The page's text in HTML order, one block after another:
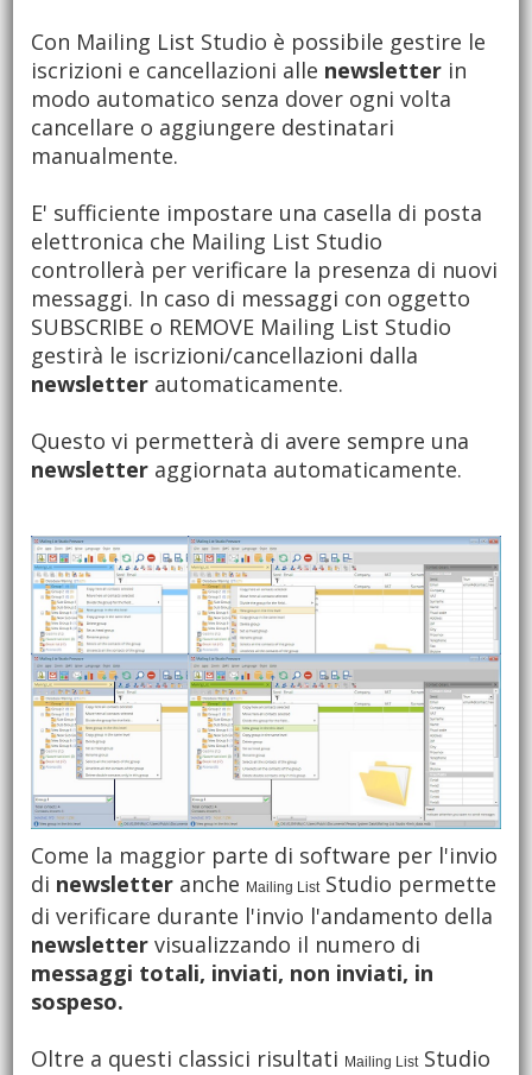
Con Mailing List Studio è possibile gestire le
iscrizioni e cancellazioni alle newsletter in
modo automatico senza dover ogni volta
cancellare o aggiungere destinatari
manualmente.
E' sufficiente impostare una casella di posta
elettronica che Mailing List Studio
controllerà per verificare la presenza di nuovi
messaggi. In caso di messaggi con oggetto
SUBSCRIBE o REMOVE Mailing List Studio
gestirà le iscrizioni/cancellazioni dalla
newsletter automaticamente.
Questo vi permetterà di avere sempre una
newsletter aggiornata automaticamente.
Come la maggior parte di software per l'invio
di newsletter anche Mailing ListStudio permette
di verificare durante l'invio l'andamento della
newsletter visualizzando il numero di
messaggi totali, inviati, non inviati, in
sospeso.
Oltre a questi classici risultati Mailing ListStudio